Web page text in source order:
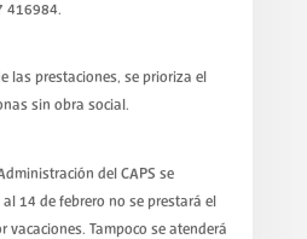
416984.
las prestaciones, se prioriza el
sin obra social.
del CAPS se
14 de febrero no se prestará el
vacaciones. Tampoco se atenderá